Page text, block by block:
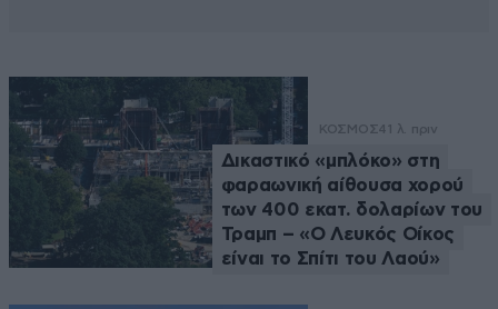
ΚΟΣΜΟΣ41 λ. πριν
Δικαστικό «μπλόκο» στη
φαραωνική αίθουσα χορού
των 400 εκατ. δολαρίων του
Τραμπ – «Ο Λευκός Οίκος
είναι το Σπίτι του Λαού»